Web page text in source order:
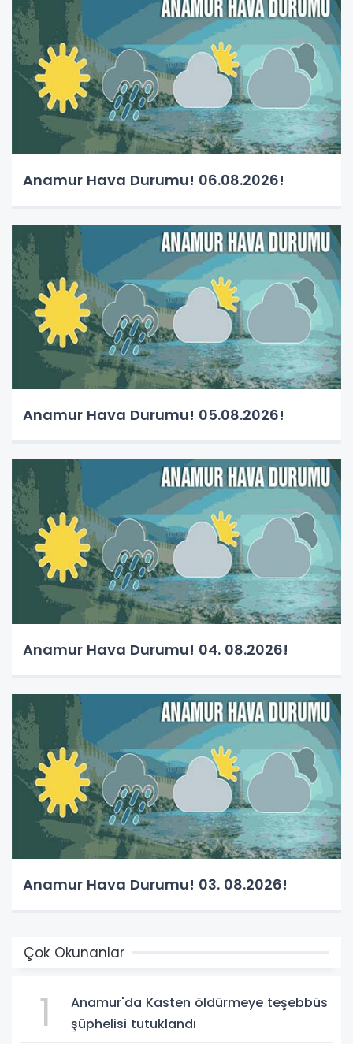
Anamur Hava Durumu! 06.08.2026!
Anamur Hava Durumu! 05.08.2026!
Anamur Hava Durumu! 04. 08.2026!
Anamur Hava Durumu! 03. 08.2026!
Çok Okunanlar
1
Anamur'da Kasten öldürmeye teşebbüs
şüphelisi tutuklandı